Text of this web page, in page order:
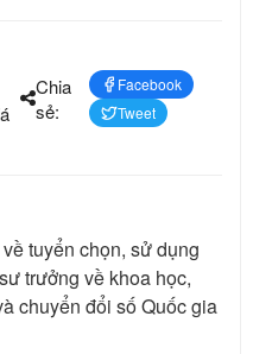
Chia
sẻ:
Facebook
Tweet
tuyển chọn, sử dụng
trưởng về khoa học,
chuyển đổi số Quốc gia